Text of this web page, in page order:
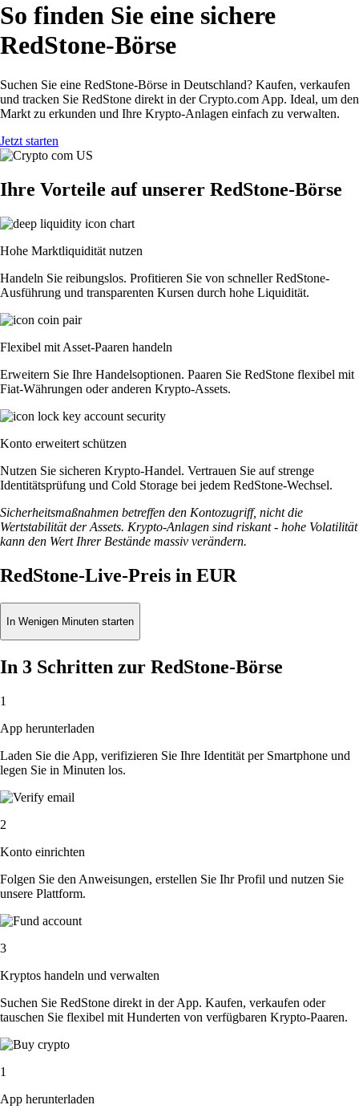
So finden Sie eine sichere
RedStone-Börse
Suchen Sie eine RedStone-Börse in Deutschland? Kaufen, verkaufen
und tracken Sie RedStone direkt in der Crypto.com App. Ideal, um den
Markt zu erkunden und Ihre Krypto-Anlagen einfach zu verwalten.
Jetzt starten
Ihre Vorteile auf unserer RedStone-Börse
Hohe Marktliquidität nutzen
Handeln Sie reibungslos. Profitieren Sie von schneller RedStone-
Ausführung und transparenten Kursen durch hohe Liquidität.
Flexibel mit Asset-Paaren handeln
Erweitern Sie Ihre Handelsoptionen. Paaren Sie RedStone flexibel mit
Fiat-Währungen oder anderen Krypto-Assets.
Konto erweitert schützen
Nutzen Sie sicheren Krypto-Handel. Vertrauen Sie auf strenge
Identitätsprüfung und Cold Storage bei jedem RedStone-Wechsel.
Sicherheitsmaßnahmen betreffen den Kontozugriff, nicht die
Wertstabilität der Assets. Krypto-Anlagen sind riskant - hohe Volatilität
kann den Wert Ihrer Bestände massiv verändern.
RedStone-Live-Preis in EUR
In Wenigen Minuten starten
In 3 Schritten zur RedStone-Börse
1
App herunterladen
Laden Sie die App, verifizieren Sie Ihre Identität per Smartphone und
legen Sie in Minuten los.
2
Konto einrichten
Folgen Sie den Anweisungen, erstellen Sie Ihr Profil und nutzen Sie
unsere Plattform.
3
Kryptos handeln und verwalten
Suchen Sie RedStone direkt in der App. Kaufen, verkaufen oder
tauschen Sie flexibel mit Hunderten von verfügbaren Krypto-Paaren.
1
App herunterladen